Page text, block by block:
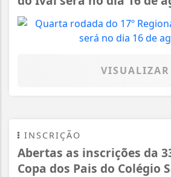
VISUALIZAR
INSCRIÇÃO
Abertas as inscrições da
Copa dos Pais do Colégio